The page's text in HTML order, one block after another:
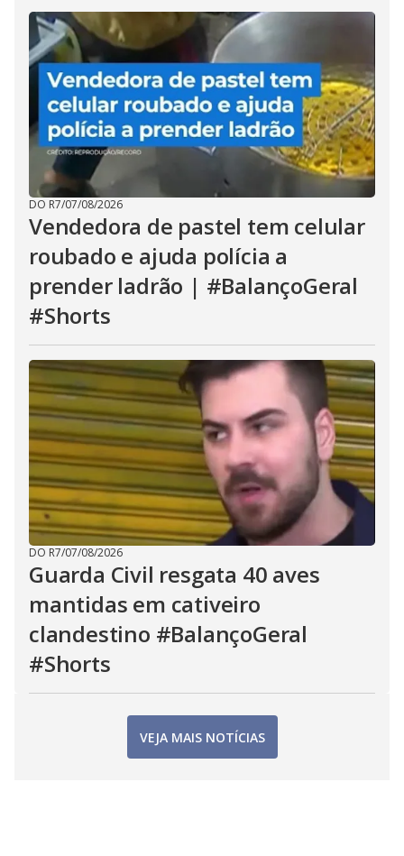
DO R7/07/08/2026
Vendedora de pastel tem celular
roubado e ajuda polícia a
prender ladrão | #BalançoGeral
#Shorts
DO R7/07/08/2026
Guarda Civil resgata 40 aves
mantidas em cativeiro
clandestino #BalançoGeral
#Shorts
VEJA MAIS NOTÍCIAS